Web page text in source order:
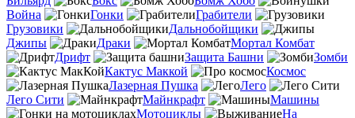
Война
Гонки
Грабители
Грузовики
Дальнобойщики
Джипы
Драки
Мортал Комбат
Дрифт
Защита Башни
Зомби
Кактус Маккой
Космос
Лазерная Пушка
Лего
Лего Сити
Майнкрафт
Машины
Мотоциклы
На